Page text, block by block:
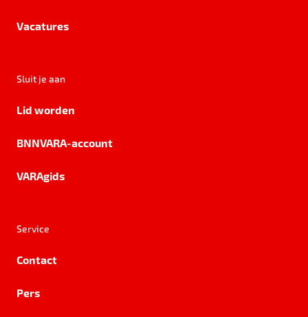
Vacatures
Sluit je aan
Lid worden
BNNVARA-account
VARAgids
Service
Contact
Pers